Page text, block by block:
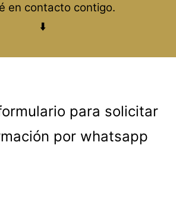
en contacto contigo.
⬇️
para solicitar
por whatsapp